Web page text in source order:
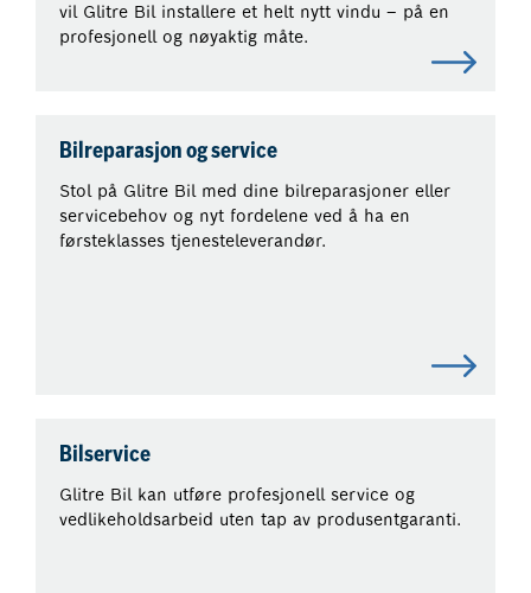
vil Glitre Bil installere et helt nytt vindu – på en
profesjonell og nøyaktig måte.
Bilreparasjon og service
Stol på Glitre Bil med dine bilreparasjoner eller
servicebehov og nyt fordelene ved å ha en
førsteklasses tjenesteleverandør.
Bilservice
Glitre Bil kan utføre profesjonell service og
vedlikeholdsarbeid uten tap av produsentgaranti.